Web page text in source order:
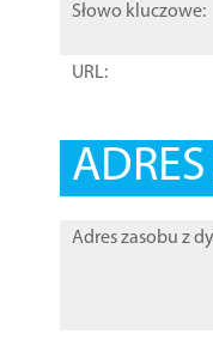
Słowo kluczowe:
URL:
Adres zasobu z